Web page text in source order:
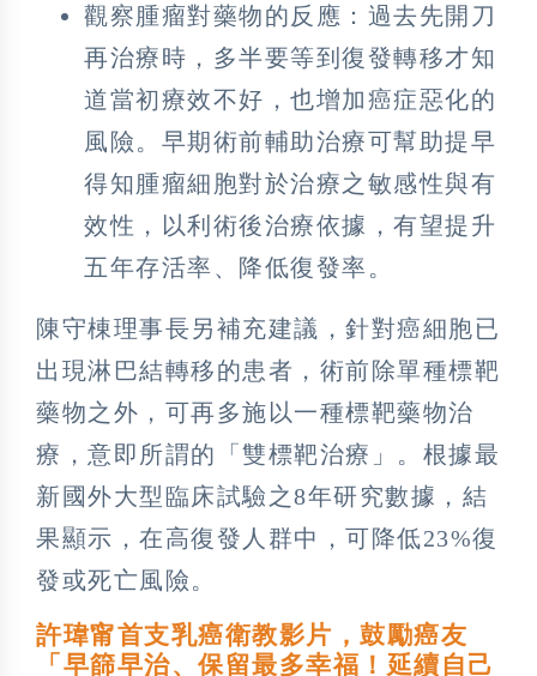
觀察腫瘤對藥物的反應：過去先開刀
再治療時，多半要等到復發轉移才知
道當初療效不好，也增加癌症惡化的
風險。早期術前輔助治療可幫助提早
得知腫瘤細胞對於治療之敏感性與有
效性，以利術後治療依據，有望提升
五年存活率、降低復發率。
陳守棟理事長另補充建議，針對癌細胞已
出現淋巴結轉移的患者，術前除單種標靶
藥物之外，可再多施以一種標靶藥物治
療，意即所謂的「雙標靶治療」。根據最
新國外大型臨床試驗之8年研究數據，結
果顯示，在高復發人群中，可降低23%復
發或死亡風險。
許瑋甯首支乳癌衛教影片，鼓勵癌友
「早篩早治、保留最多幸福！延續自己